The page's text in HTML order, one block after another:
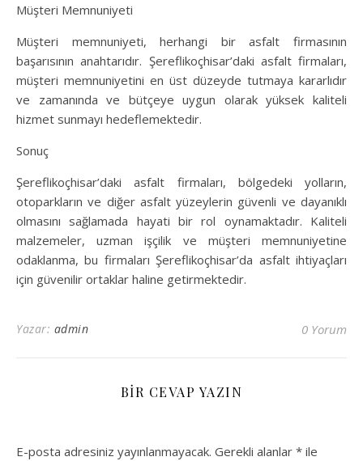
Müşteri Memnuniyeti
Müşteri memnuniyeti, herhangi bir asfalt firmasının
başarısının anahtarıdır. Şereflikoçhisar’daki asfalt firmaları,
müşteri memnuniyetini en üst düzeyde tutmaya kararlıdır
ve zamanında ve bütçeye uygun olarak yüksek kaliteli
hizmet sunmayı hedeflemektedir.
Sonuç
Şereflikoçhisar’daki asfalt firmaları, bölgedeki yolların,
otoparkların ve diğer asfalt yüzeylerin güvenli ve dayanıklı
olmasını sağlamada hayati bir rol oynamaktadır. Kaliteli
malzemeler, uzman işçilik ve müşteri memnuniyetine
odaklanma, bu firmaları Şereflikoçhisar’da asfalt ihtiyaçları
için güvenilir ortaklar haline getirmektedir.
Yazar: admin 0 Yorum
BIR CEVAP YAZIN
E-posta adresiniz yayınlanmayacak. Gerekli alanlar * ile